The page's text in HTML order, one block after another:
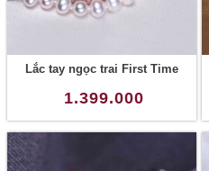
Lắc tay ngọc trai First Time
1.399.000